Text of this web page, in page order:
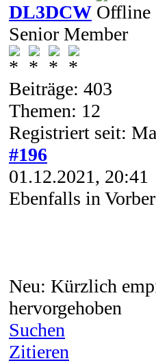
DL3DCW
Senior Member
Beiträge: 403
Themen: 12
Registriert seit:
#196
01.12.2021, 20:41
Ebenfalls in
Neu: Kürzlich
hervorgehoben
Suchen
Zitieren